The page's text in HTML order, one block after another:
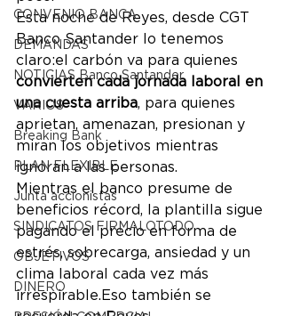
CONVENIO BANCA
DEMANDAS
NOTICIAS Banco Santander
VARIOS
Breaking Bank
PLAN FLEXIBLE
Junta accionistas
SINDICATOS FIRMALOTODO
OBJETIVOS
DINERO
Esta noche de Reyes, desde CGT
Banco Santander lo tenemos
claro:el carbón va para quienes
convierten cada jornada laboral en
una cuesta arriba, para quienes
aprietan, amenazan, presionan y
miran los objetivos mientras
ignoran a las personas.
Mientras el banco presume de
beneficios récord, la plantilla sigue
pagando el precio en forma de
estrés, sobrecarga, ansiedad y un
clima laboral cada vez más
irrespirable.Eso también se